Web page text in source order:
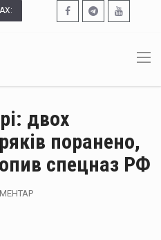
двох
поранено,
спецназ РФ